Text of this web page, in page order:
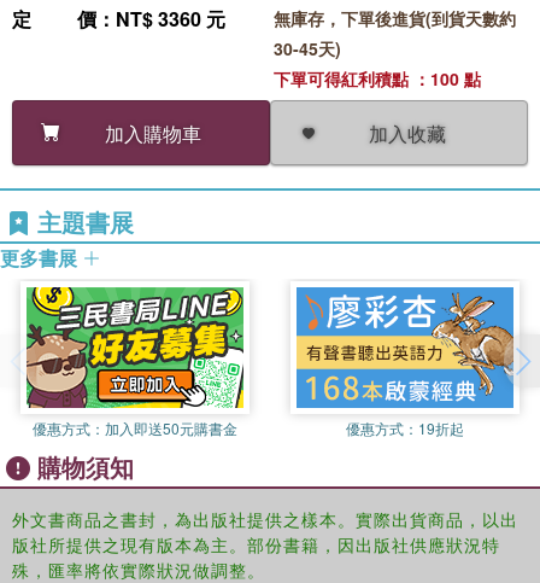
定價 ：NT$ 3360 元
加入購物車 加入收藏
無庫存，下單後進貨(到貨天數約
30-45天)
下單可得紅利積點 ：100 點
主題書展
更多書展
優惠方式： 加入即送50元購書金 優惠方式： 19折起
購物須知
外文書商品之書封，為出版社提供之樣本。實際出貨商品，以出
版社所提供之現有版本為主。部份書籍，因出版社供應狀況特
殊，匯率將依實際狀況做調整。